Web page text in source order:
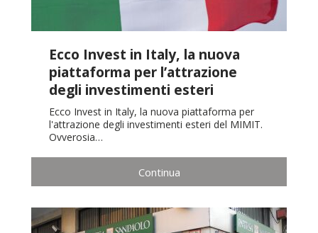
Ecco Invest in Italy, la nuova
piattaforma per l’attrazione
degli investimenti esteri
Ecco Invest in Italy, la nuova piattaforma per
l'attrazione degli investimenti esteri del MIMIT.
Ovverosia…
Continua